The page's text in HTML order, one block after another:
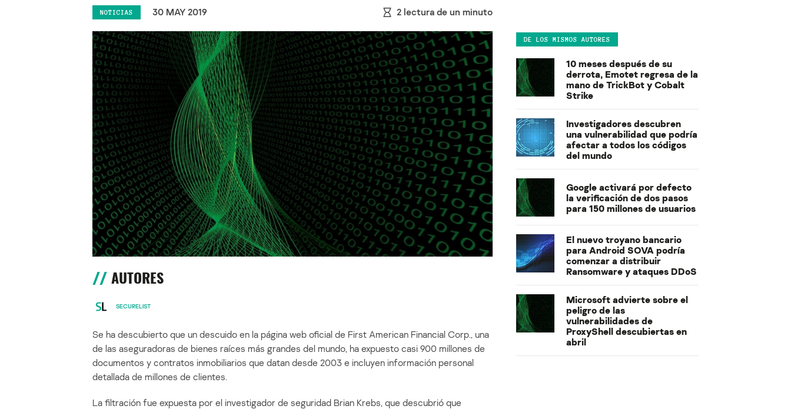
NOTICIAS 30 MAY 2019 2 lectura de un minuto
AUTORES
SECURELIST
Se ha descubierto que un descuido en la página web oficial de First American Financial Corp., una
de las aseguradoras de bienes raíces más grandes del mundo, ha expuesto casi 900 millones de
documentos y contratos inmobiliarios que datan desde 2003 e incluyen información personal
detallada de millones de clientes.
La filtración fue expuesta por el investigador de seguridad Brian Krebs, que descubrió que
DE LOS MISMOS AUTORES
10 meses después de su
derrota, Emotet regresa de la
mano de TrickBot y Cobalt
Strike
Investigadores descubren
una vulnerabilidad que podría
afectar a todos los códigos
del mundo
Google activará por defecto
la verificación de dos pasos
para 150 millones de usuarios
El nuevo troyano bancario
para Android SOVA podría
comenzar a distribuir
Ransomware y ataques DDoS
Microsoft advierte sobre el
peligro de las
vulnerabilidades de
ProxyShell descubiertas en
abril